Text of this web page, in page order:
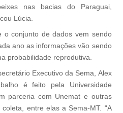
nas bacias do Paraguai,
Lúcia.
o conjunto de dados vem sendo
ano as informações vão sendo
probabilidade reprodutiva.
Executivo da Sema, Alex
é feito pela Universidade
parceria com Unemat e outras
entre elas a Sema-MT. “A